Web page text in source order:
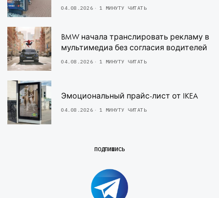
04.08.2026 1 МИНУТУ ЧИТАТЬ
BMW начала транслировать рекламу в
мультимедиа без согласия водителей
04.08.2026 1 МИНУТУ ЧИТАТЬ
Эмоциональный прайс-лист от IKEA
04.08.2026 1 МИНУТУ ЧИТАТЬ
ПОДПИШИСЬ